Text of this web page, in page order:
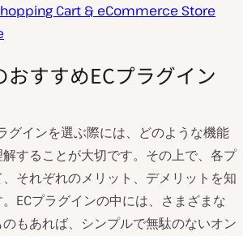
Cart & eCommerce Store
すすめECプラグイン
グインを選ぶ際には、どのような機能
することが大切です。その上で、各プ
それぞれのメリット、デメリットを知
ECプラグインの中には、さまざまな
もあれば、シンプルで無駄のないオン